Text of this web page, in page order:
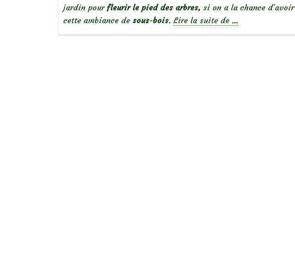
jardin pour fleurir le pied des arbres, si on a la chance d’avoir
cette ambiance de sous-bois. Lire la suite de …